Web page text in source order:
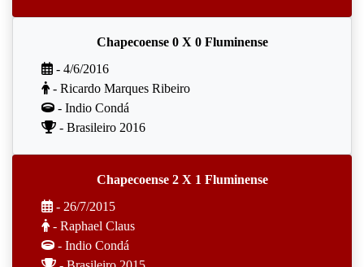
Chapecoense 0 X 0 Fluminense
- 4/6/2016
- Ricardo Marques Ribeiro
- Indio Condá
- Brasileiro 2016
Chapecoense 2 X 1 Fluminense
- 26/7/2015
- Raphael Claus
- Indio Condá